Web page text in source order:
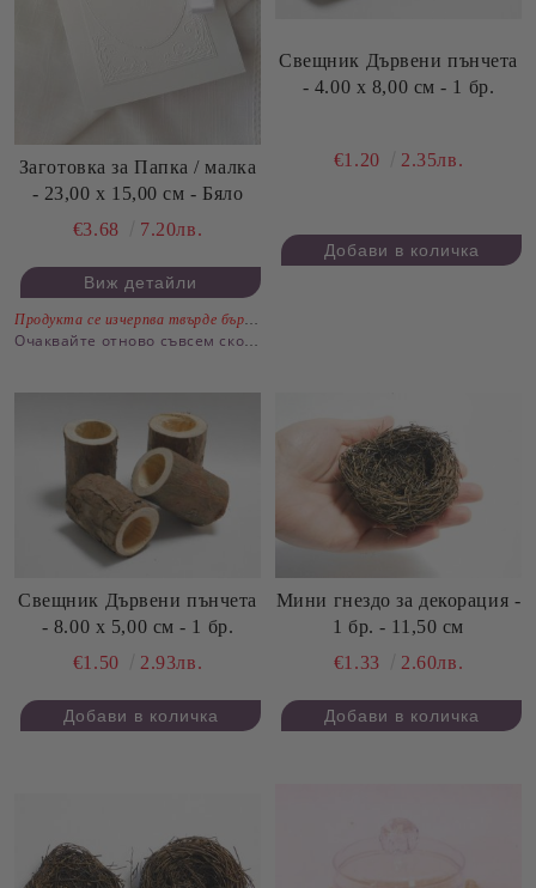
Заготовка за Папка / малка
- 23,00 х 15,00 см - Бяло
€3.68
7.20лв.
Виж детайли
Продукта се изчерпва твърде бързо.
Очаквайте отново съвсем скоро
Свещник Дървени пънчета
- 4.00 х 8,00 см - 1 бр.
€1.20 2.35лв.
Свещник Дървени пънчета
- 8.00 х 5,00 см - 1 бр.
€1.50
2.93лв.
Мини гнездо за декорация -
1 бр. - 11,50 см
€1.33
2.60лв.